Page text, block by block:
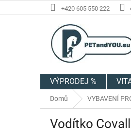
na
+420 605 550 222
VÝPRODEJ %
Domů VYBAVENÍ
Vodítko